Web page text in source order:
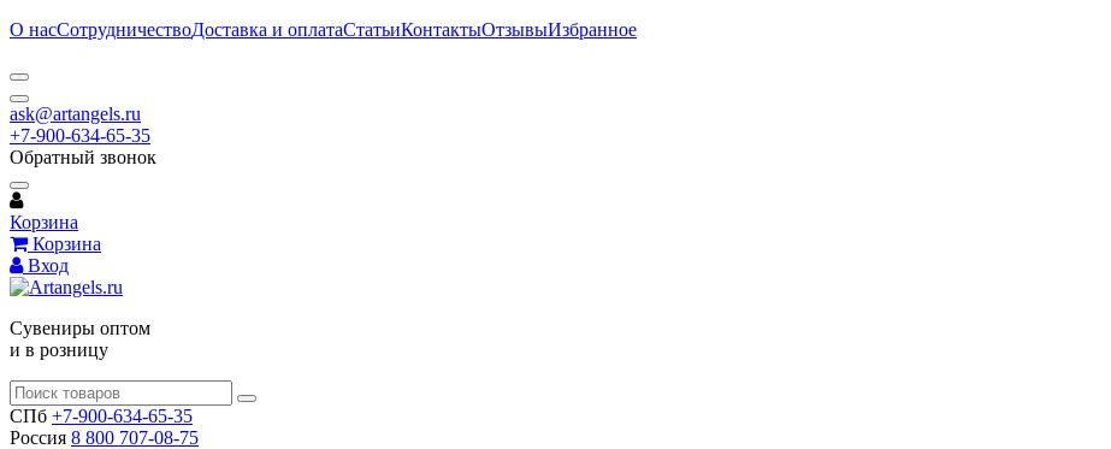
О насСотрудничествоДоставка и оплатаСтатьиКонтактыОтзывыИзбранное
ask@artangels.ru
+7-900-634-65-35
Обратный звонок
Корзина
Корзина
Вход
Сувениры оптом
и в розницу
СПб +7-900-634-65-35
Россия 8 800 707-08-75